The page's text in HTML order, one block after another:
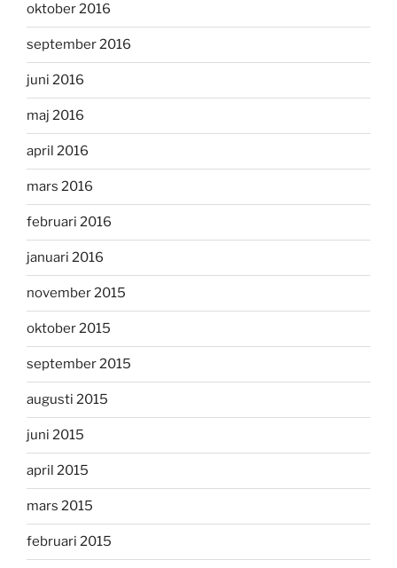
oktober 2016
september 2016
juni 2016
maj 2016
april 2016
mars 2016
februari 2016
januari 2016
november 2015
oktober 2015
september 2015
augusti 2015
juni 2015
april 2015
mars 2015
februari 2015